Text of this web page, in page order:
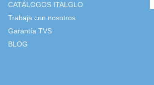
CATÁLOGOS ITALGLO
Trabaja con nosotros
Garantía TVS
BLOG